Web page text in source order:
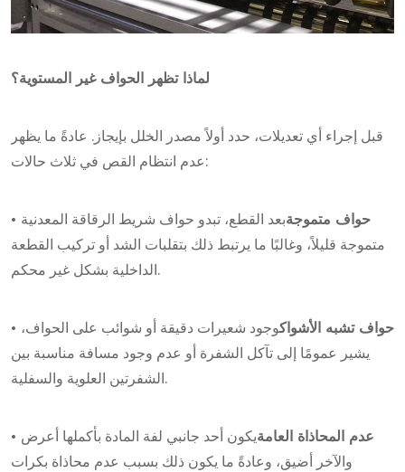
لماذا تظهر الحواف غير المستوية؟
قبل إجراء أي تعديلات، حدد أولاً مصدر الخلل بإيجاز. عادةً ما يظهر
عدم انتظام القص في ثلاث حالات:
• حواف متموجةبعد القطع، تبدو حواف شريط الرقاقة المعدنية
متموجة قليلاً، وغالبًا ما يرتبط ذلك بتقلبات الشد أو تركيب القطعة
الداخلية بشكل غير محكم.
• حواف تشبه الأشواكوجود شعيرات دقيقة أو شوائب على الحواف،
يشير عمومًا إلى تآكل الشفرة أو عدم وجود مسافة مناسبة بين
الشفرتين العلوية والسفلية.
• عدم المحاذاة العامةيكون أحد جانبي لفة المادة بأكملها أعرض
والآخر أضيق، وعادةً ما يكون ذلك بسبب عدم محاذاة بكرات